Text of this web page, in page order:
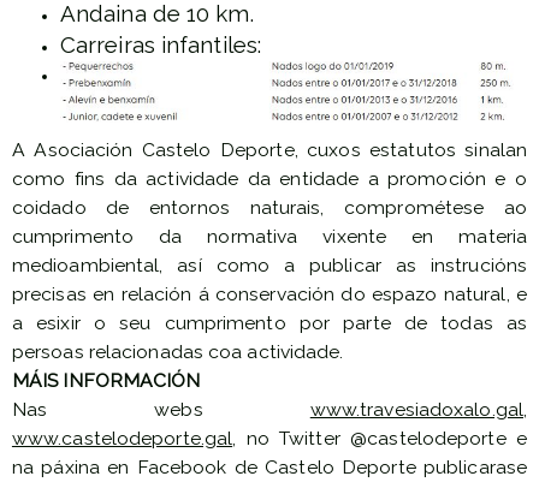
Andaina de 10 km.
Carreiras infantiles:
A Asociación Castelo Deporte, cuxos estatutos sinalan
como fins da actividade da entidade a promoción e o
coidado de entornos naturais, comprométese ao
cumprimento da normativa vixente en materia
medioambiental, así como a publicar as instrucións
precisas en relación á conservación do espazo natural, e
a esixir o seu cumprimento por parte de todas as
persoas relacionadas coa actividade.
MÁIS INFORMACIÓN
Nas webs www.travesiadoxalo.gal,
www.castelodeporte.gal, no Twitter @castelodeporte e
na páxina en Facebook de Castelo Deporte publicarase